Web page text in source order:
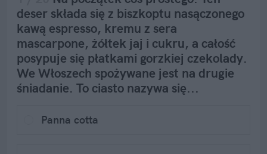
deser składa się z biszkoptu nasączonego
kawą espresso, kremu z sera
mascarpone, żółtek jaj i cukru, a całość
posypuje się płatkami gorzkiej czekolady.
We Włoszech spożywane jest na drugie
śniadanie. To ciasto nazywa się...
Panna cotta